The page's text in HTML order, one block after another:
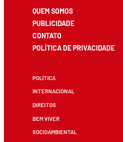
QUEM SOMOS
PUBLICIDADE
CONTATO
POLÍTICA DE PRIVACIDADE
POLÍTICA
INTERNACIONAL
DIREITOS
BEM VIVER
SOCIOAMBIENTAL